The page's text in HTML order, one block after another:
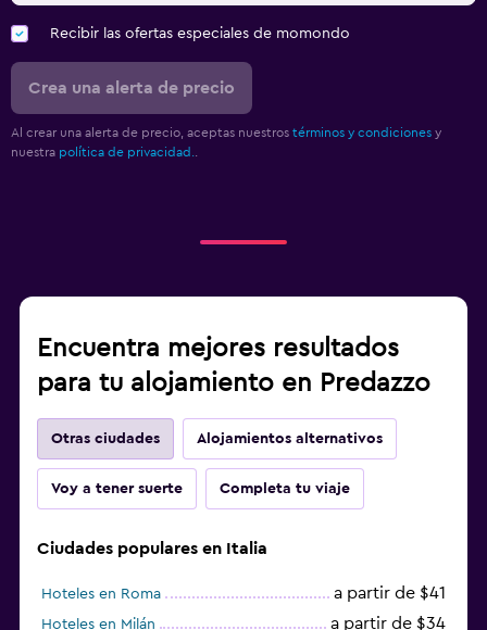
Recibir las ofertas especiales de momondo
Crea una alerta de precio
Al crear una alerta de precio, aceptas nuestros términos y condiciones y
nuestra política de privacidad.
Encuentra mejores resultados
para tu alojamiento en Predazzo
Otras ciudades Alojamientos alternativos
Voy a tener suerte Completa tu viaje
Ciudades populares en Italia
Hoteles en Roma a partir de $41
Hoteles en Milán a partir de $34